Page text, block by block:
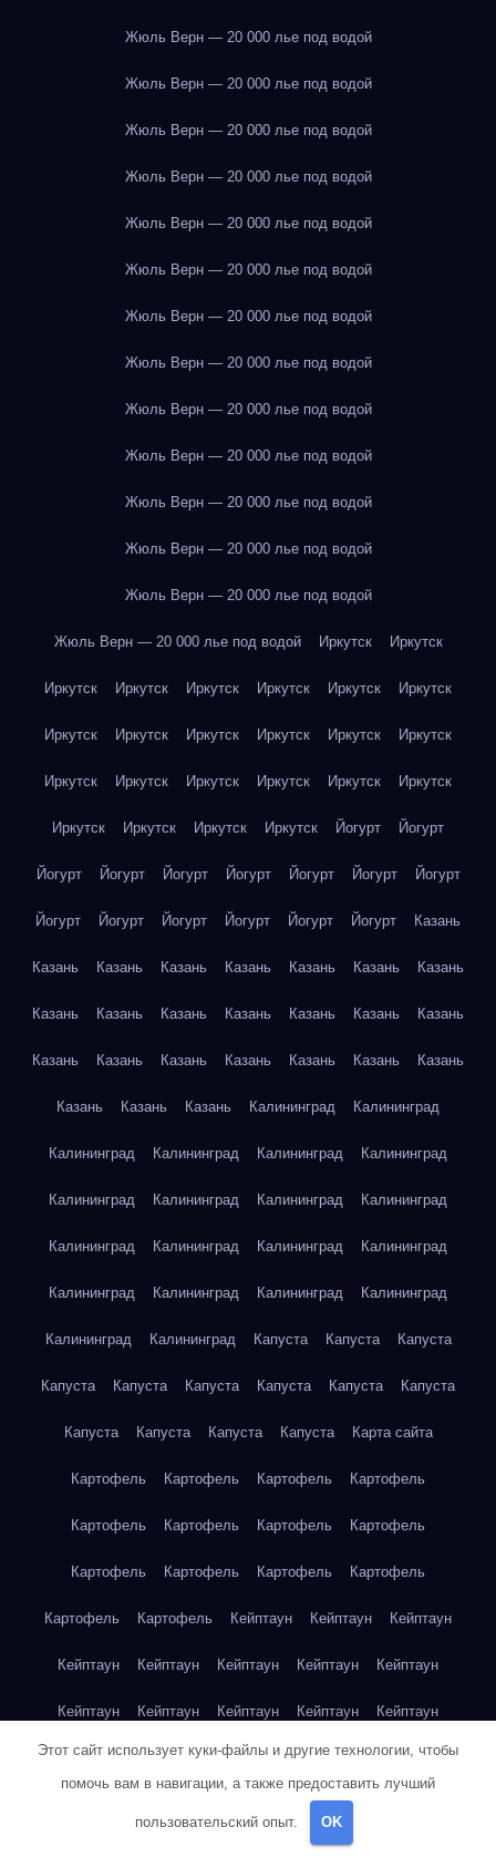
Жюль Верн — 20 000 лье под водой
Жюль Верн — 20 000 лье под водой
Жюль Верн — 20 000 лье под водой
Жюль Верн — 20 000 лье под водой
Жюль Верн — 20 000 лье под водой
Жюль Верн — 20 000 лье под водой
Жюль Верн — 20 000 лье под водой
Жюль Верн — 20 000 лье под водой
Жюль Верн — 20 000 лье под водой
Жюль Верн — 20 000 лье под водой
Жюль Верн — 20 000 лье под водой
Жюль Верн — 20 000 лье под водой
Жюль Верн — 20 000 лье под водой
Жюль Верн — 20 000 лье под водой Иркутск Иркутск
Иркутск Иркутск Иркутск Иркутск Иркутск Иркутск
Иркутск Иркутск Иркутск Иркутск Иркутск Иркутск
Иркутск Иркутск Иркутск Иркутск Иркутск Иркутск
Иркутск Иркутск Иркутск Иркутск Йогурт Йогурт
Йогурт Йогурт Йогурт Йогурт Йогурт Йогурт Йогурт
Йогурт Йогурт Йогурт Йогурт Йогурт Йогурт Казань
Казань Казань Казань Казань Казань Казань Казань
Казань Казань Казань Казань Казань Казань Казань
Казань Казань Казань Казань Казань Казань Казань
Казань Казань Казань Калининград Калининград
Калининград Калининград Калининград Калининград
Калининград Калининград Калининград Калининград
Калининград Калининград Калининград Калининград
Калининград Калининград Калининград Калининград
Калининград Калининград Капуста Капуста Капуста
Капуста Капуста Капуста Капуста Капуста Капуста
Капуста Капуста Капуста Капуста Карта сайта
Картофель Картофель Картофель Картофель
Картофель Картофель Картофель Картофель
Картофель Картофель Картофель Картофель
Картофель Картофель Кейптаун Кейптаун Кейптаун
Кейптаун Кейптаун Кейптаун Кейптаун Кейптаун
Кейптаун Кейптаун Кейптаун Кейптаун Кейптаун
Кейптаун Кейптаун Кейптаун Кейптаун Кейптаун
Клубника
Красноярск
Этот сайт использует куки-файлы и другие технологии, чтобы
помочь вам в навигации, а также предоставить лучший
пользовательский опыт. OK